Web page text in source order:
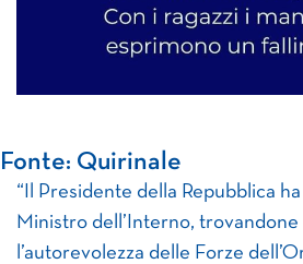
Fonte: Quirinale
“Il Presidente della Repubblica
Ministro dell’Interno,
l’autorevolezza delle Forze